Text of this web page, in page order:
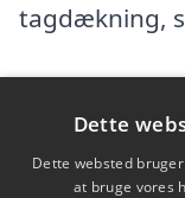
tagdækning,
tømrer eller
omegn
Dette
Dette websted
at bruge vores